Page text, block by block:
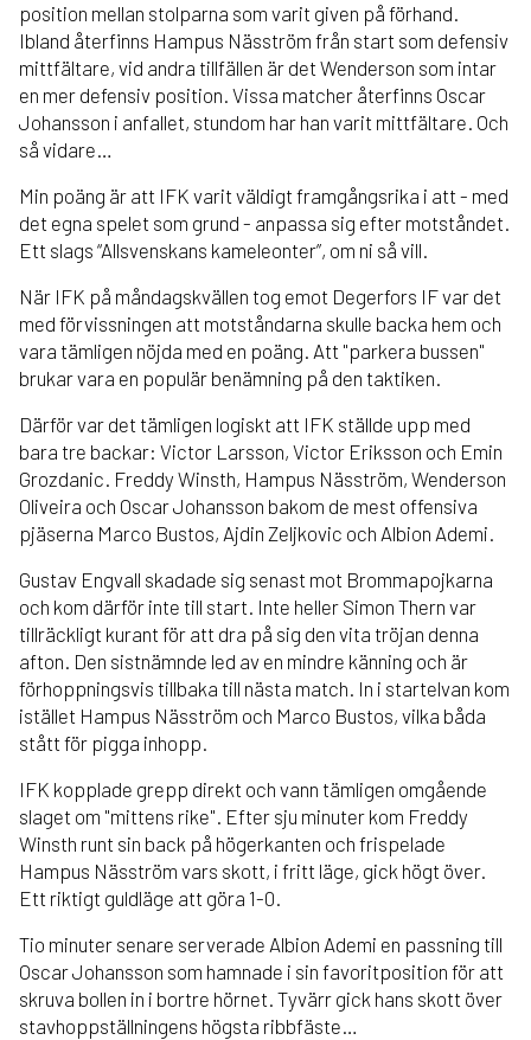
position mellan stolparna som varit given på förhand.
Ibland återfinns Hampus Näsström från start som defensiv
mittfältare, vid andra tillfällen är det Wenderson som intar
en mer defensiv position. Vissa matcher återfinns Oscar
Johansson i anfallet, stundom har han varit mittfältare. Och
så vidare…
Min poäng är att IFK varit väldigt framgångsrika i att - med
det egna spelet som grund - anpassa sig efter motståndet.
Ett slags “Allsvenskans kameleonter”, om ni så vill.
När IFK på måndagskvällen tog emot Degerfors IF var det
med förvissningen att motståndarna skulle backa hem och
vara tämligen nöjda med en poäng. Att "parkera bussen"
brukar vara en populär benämning på den taktiken.
Därför var det tämligen logiskt att IFK ställde upp med
bara tre backar: Victor Larsson, Victor Eriksson och Emin
Grozdanic. Freddy Winsth, Hampus Näsström, Wenderson
Oliveira och Oscar Johansson bakom de mest offensiva
pjäserna Marco Bustos, Ajdin Zeljkovic och Albion Ademi.
Gustav Engvall skadade sig senast mot Brommapojkarna
och kom därför inte till start. Inte heller Simon Thern var
tillräckligt kurant för att dra på sig den vita tröjan denna
afton. Den sistnämnde led av en mindre känning och är
förhoppningsvis tillbaka till nästa match. In i startelvan kom
istället Hampus Näsström och Marco Bustos, vilka båda
stått för pigga inhopp.
IFK kopplade grepp direkt och vann tämligen omgående
slaget om "mittens rike". Efter sju minuter kom Freddy
Winsth runt sin back på högerkanten och frispelade
Hampus Näsström vars skott, i fritt läge, gick högt över.
Ett riktigt guldläge att göra 1-0.
Tio minuter senare serverade Albion Ademi en passning till
Oscar Johansson som hamnade i sin favoritposition för att
skruva bollen in i bortre hörnet. Tyvärr gick hans skott över
stavhoppställningens högsta ribbfäste…